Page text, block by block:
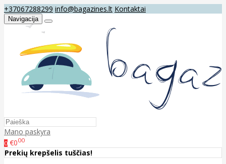
+37067288299 info@bagazines.lt Kontaktai
Navigacija
Mano paskyra
0 €000
Prekių krepšelis tuščias!